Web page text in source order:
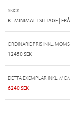
SKICK
B - MINIMALT SLITAGE |
ORDINARIE PRIS INKL. MOMS
12450 SEK
DETTA EXEMPLAR INKL.
6240 SEK